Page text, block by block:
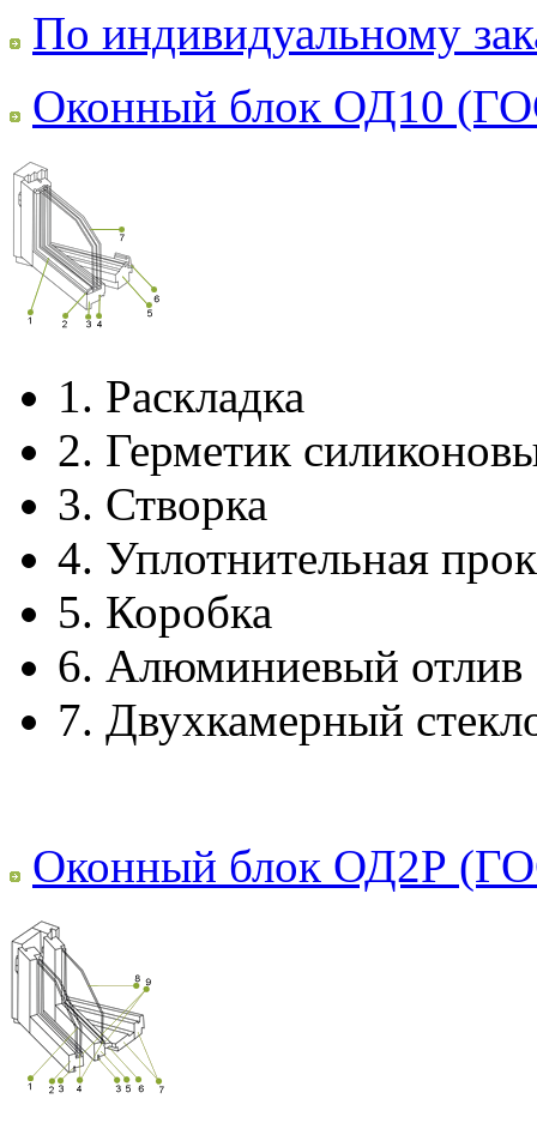
По индивидуальному
Оконный блок ОД10
1. Раскладка
2. Герметик
3. Створка
4. Уплотнительная
5. Коробка
6. Алюминиевый отлив
7. Двухкамерный
Оконный блок ОД2Р